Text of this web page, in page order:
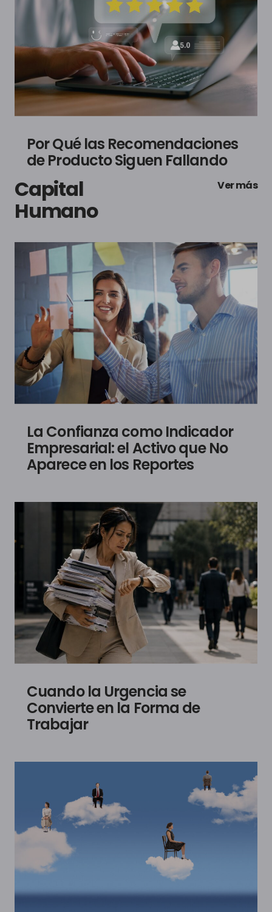
Por Qué las Recomendaciones
de Producto Siguen Fallando
Capital
Humano
Ver más
La Confianza como Indicador
Empresarial: el Activo que No
Aparece en los Reportes
Cuando la Urgencia se
Convierte en la Forma de
Trabajar